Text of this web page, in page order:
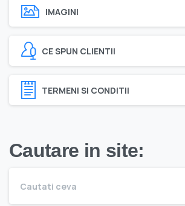
IMAGINI
CE SPUN CLIENTII
TERMENI SI CONDITII
Cautare in site: